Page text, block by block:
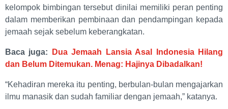
kelompok bimbingan tersebut dinilai memiliki peran penting
dalam memberikan pembinaan dan pendampingan kepada
jemaah sejak sebelum keberangkatan.
Baca juga:
Dua Jemaah Lansia Asal Indonesia Hilang
dan Belum Ditemukan. Menag: Hajinya Dibadalkan!
“Kehadiran mereka itu penting, berbulan-bulan mengajarkan
ilmu manasik dan sudah familiar dengan jemaah,” katanya.